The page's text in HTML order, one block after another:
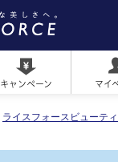
キャンペーン マイ
ライスフォースビューテ